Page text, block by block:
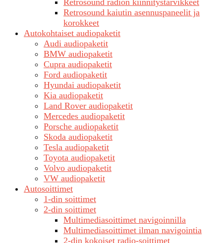
Retrosound radion kiinnitystarvikkeet
Retrosound kaiutin asennuspaneelit ja
korokkeet
Autokohtaiset audiopaketit
Audi audiopaketit
BMW audiopaketit
Cupra audiopaketit
Ford audiopaketit
Hyundai audiopaketit
Kia audiopaketit
Land Rover audiopaketit
Mercedes audiopaketit
Porsche audiopaketit
Skoda audiopaketit
Tesla audiopaketit
Toyota audiopaketit
Volvo audiopaketit
VW audiopaketit
Autosoittimet
1-din soittimet
2-din soittimet
Multimediasoittimet navigoinnilla
Multimediasoittimet ilman navigointia
2-din kokoiset radio-soittimet